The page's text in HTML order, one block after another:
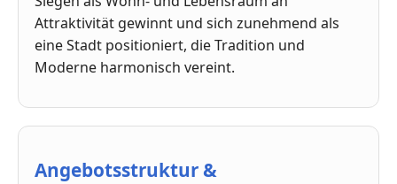
Attraktivität gewinnt und sich zunehmend als
eine Stadt positioniert, die Tradition und
Moderne harmonisch vereint.
Angebotsstruktur &